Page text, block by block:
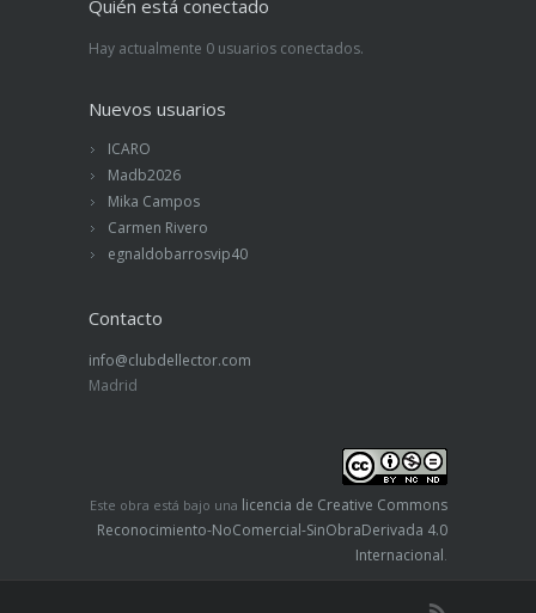
Quién está conectado
Hay actualmente 0 usuarios conectados.
Nuevos usuarios
ICARO
Madb2026
Mika Campos
Carmen Rivero
egnaldobarrosvip40
Contacto
info@clubdellector.com
Madrid
Este obra está bajo una licencia de Creative Commons
Reconocimiento-NoComercial-SinObraDerivada 4.0
Internacional